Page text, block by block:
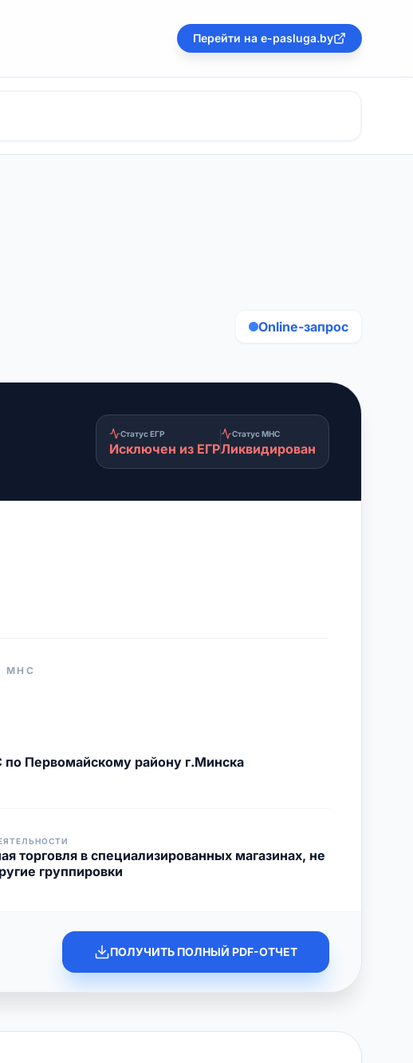
Перейти на e-pasluga.by
Online-запрос
Статус ЕГР
Исключен из ЕГР
Статус МНС
Ликвидирован
МНС
Первомайскому району г.Минска
торговля в специализированных магазинах, не
группировки
ПОЛУЧИТЬ ПОЛНЫЙ PDF-ОТЧЕТ